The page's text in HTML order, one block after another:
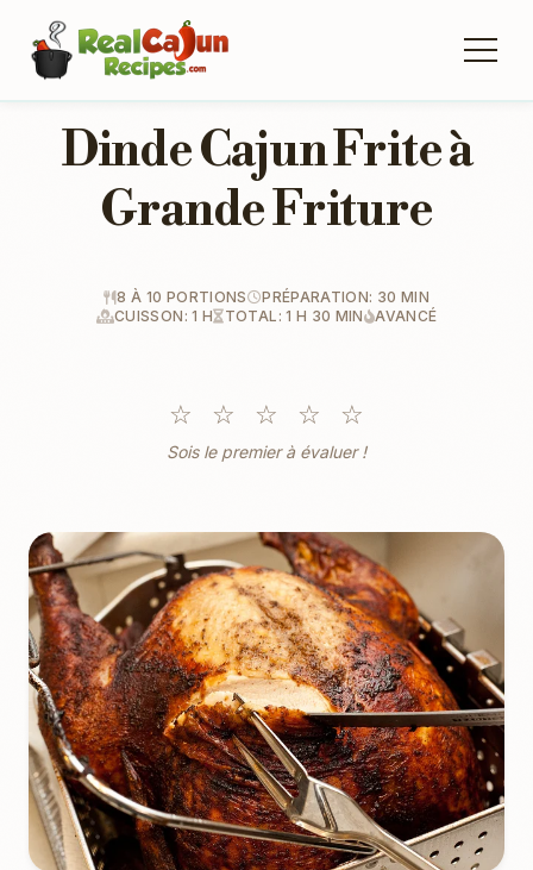
Dinde Cajun Frite à
Grande Friture
8 À 10 PORTIONS
PRÉPARATION: 30 MIN
CUISSON: 1 H
TOTAL: 1 H 30 MIN AVANCÉ
☆ ☆ ☆ ☆ ☆
Sois le premier à évaluer !